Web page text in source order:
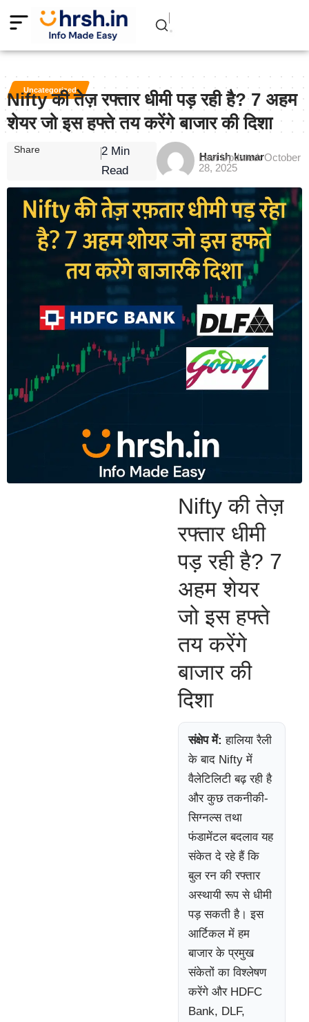
Uncategorized
Nifty की तेज़ रफ्तार धीमी पड़ रही है? 7 अहम
शेयर जो इस हफ्ते तय करेंगे बाजार की दिशा
Harish kumar
Last Updated: October
28, 2025
Share
2 Min
Read
Nifty की तेज़
रफ्तार धीमी
पड़ रही है? 7
अहम शेयर
जो इस हफ्ते
तय करेंगे
बाजार की
दिशा
संक्षेप में: हालिया रैली
के बाद Nifty में
वैलेटिलिटी बढ़ रही है
और कुछ तकनीकी-
सिग्नल्स तथा
फंडामेंटल बदलाव यह
संकेत दे रहे हैं कि
बुल रन की रफ्तार
अस्थायी रूप से धीमी
पड़ सकती है। इस
आर्टिकल में हम
बाजार के प्रमुख
संकेतों का विश्लेषण
करेंगे और HDFC
Bank, DLF,